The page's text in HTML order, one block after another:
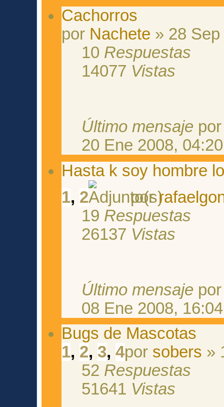
Cachorros
por Nachete » 28
10 Respuestas
14077 Vistas
Último mensaje
20 Ene 2008, 04:20
Hasta k soy hombre
1, 2 por
19 Respuestas
26137 Vistas
Último mensaje
08 Ene 2008, 16:04
Bugs de Mascotas
1, 2, 3,4por sobers »
52 Respuestas
51641 Vistas